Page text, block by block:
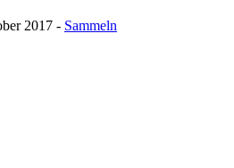
2017 - Sammeln